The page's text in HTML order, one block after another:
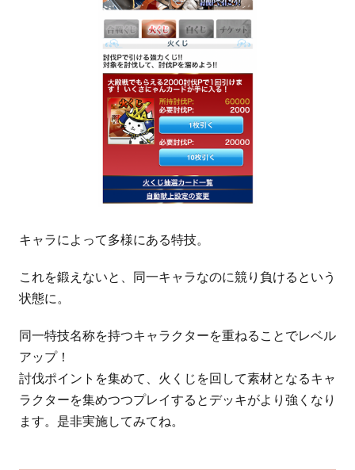
キャラによって多様にある特技。
これを鍛えないと、同一キャラなのに競り負けるという
状態に。
同一特技名称を持つキャラクターを重ねることでレベル
アップ！
討伐ポイントを集めて、火くじを回して素材となるキャ
ラクターを集めつつプレイするとデッキがより強くなり
ます。是非実施してみてね。